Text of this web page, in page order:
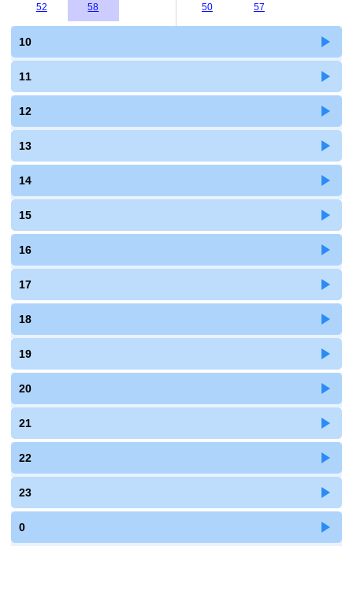
52 58 50
57
10
11
12
13
14
15
16
17
18
19
20
21
22
23
0